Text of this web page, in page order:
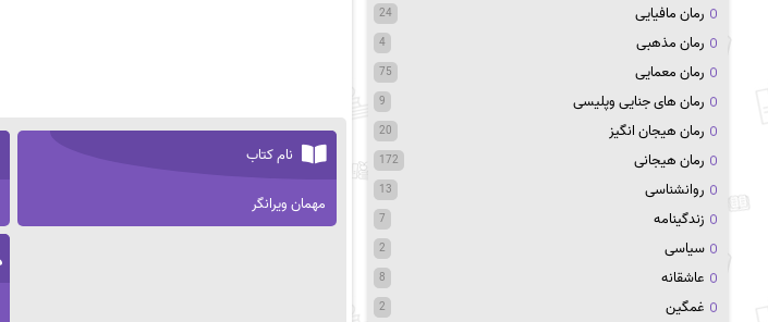
نام کتاب
مهمان ویرانگر
رمان مافیایی 24
رمان مذهبی 4
رمان معمایی 75
رمان های جنایی وپلیسی 9
رمان هیجان انگیز 20
رمان هیجانی 172
روانشناسی 13
زندگینامه 7
سیاسی 2
عاشقانه 8
غمگین 2